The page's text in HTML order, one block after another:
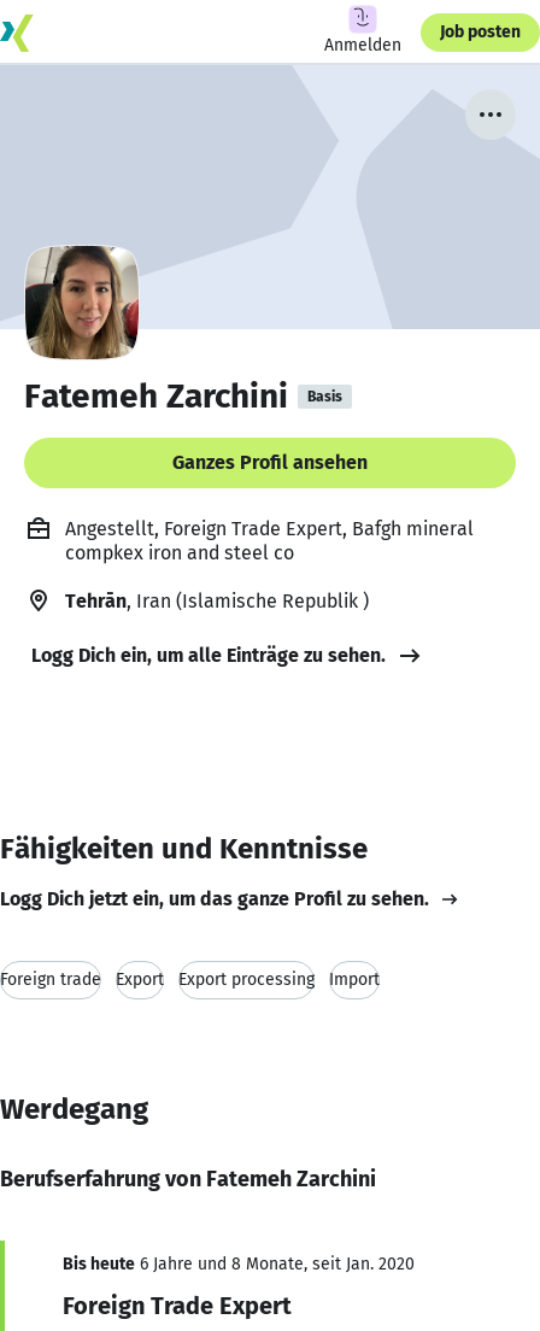
Anmelden
Job posten
Fatemeh Zarchini Basis
Ganzes Profil ansehen
Angestellt, Foreign Trade Expert, Bafgh mineral
compkex iron and steel co
Tehrān, Iran (Islamische Republik )
Logg Dich ein, um alle Einträge zu sehen.
Fähigkeiten und Kenntnisse
Logg Dich jetzt ein, um das ganze Profil zu sehen.
Foreign trade Export Export processing Import
Werdegang
Berufserfahrung von Fatemeh Zarchini
Bis heute 6 Jahre und 8 Monate, seit Jan. 2020
Foreign Trade Expert